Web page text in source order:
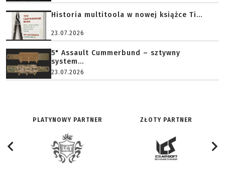
Historia multitoola w nowej książce Ti...
23.07.2026
5" Assault Cummerbund – sztywny
system...
23.07.2026
PLATYNOWY PARTNER ZŁOTY PARTNER